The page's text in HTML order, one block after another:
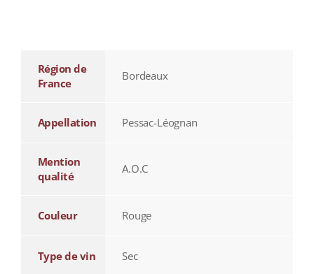
Région de
France
Bordeaux
Appellation Pessac-Léognan
Mention
qualité
A.O.C
Couleur Rouge
Type de vin Sec